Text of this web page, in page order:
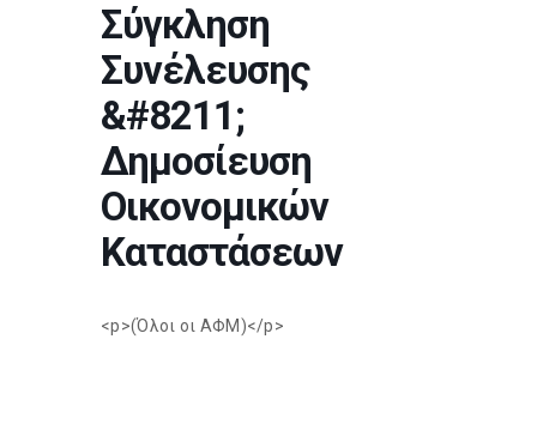
Σύγκληση
Συνέλευσης
&#8211;
Δημοσίευση
Οικονομικών
Καταστάσεων
<p>(Όλοι οι ΑΦΜ)</p>